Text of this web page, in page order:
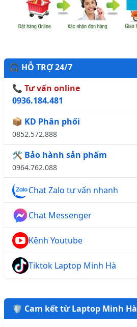
🎧 HỖ TRỢ 24/7
📞 Tư vấn online
0936.184.481
📦 KD Phân phối
0852.572.888
🛠️ Bảo hành sản phẩm
0964.762.088
Chat Zalo tư vấn nhanh
Chat Messenger
Kênh Youtube
Tiktok Laptop Minh Hà
🛡️ Cam kết từ Laptop Minh Hà